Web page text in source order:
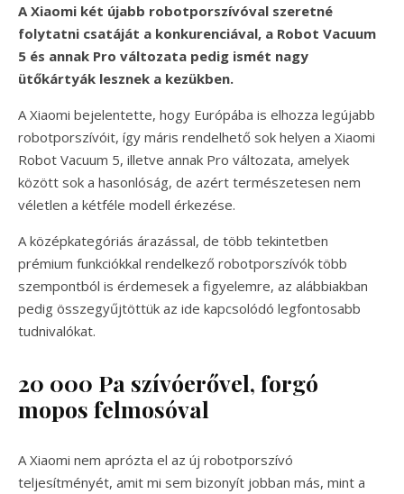
A Xiaomi két újabb robotporszívóval szeretné
folytatni csatáját a konkurenciával, a Robot Vacuum
5 és annak Pro változata pedig ismét nagy
ütőkártyák lesznek a kezükben.
A Xiaomi bejelentette, hogy Európába is elhozza legújabb
robotporszívóit, így máris rendelhető sok helyen a Xiaomi
Robot Vacuum 5, illetve annak Pro változata, amelyek
között sok a hasonlóság, de azért természetesen nem
véletlen a kétféle modell érkezése.
A középkategóriás árazással, de több tekintetben
prémium funkciókkal rendelkező robotporszívók több
szempontból is érdemesek a figyelemre, az alábbiakban
pedig összegyűjtöttük az ide kapcsolódó legfontosabb
tudnivalókat.
20 000 Pa szívóerővel, forgó
mopos felmosóval
A Xiaomi nem aprózta el az új robotporszívó
teljesítményét, amit mi sem bizonyít jobban más, mint a